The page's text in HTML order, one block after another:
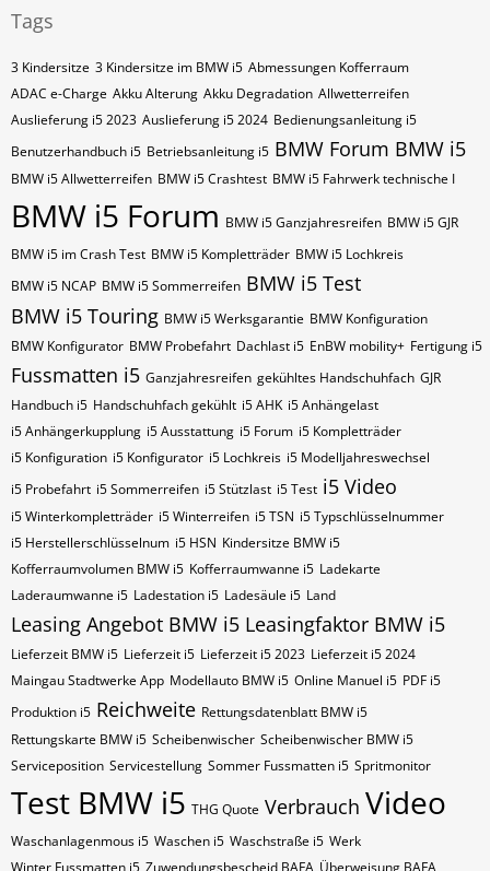
Tags
3 Kindersitze 3 Kindersitze im BMW i5 Abmessungen Kofferraum
ADAC e-Charge Akku Alterung Akku Degradation Allwetterreifen
Auslieferung i5 2023 Auslieferung i5 2024 Bedienungsanleitung i5
Benutzerhandbuch i5 Betriebsanleitung i5 BMW Forum BMW i5
BMW i5 Allwetterreifen BMW i5 Crashtest BMW i5 Fahrwerk technische I
BMW i5 Forum BMW i5 Ganzjahresreifen BMW i5 GJR
BMW i5 im Crash Test BMW i5 Kompletträder BMW i5 Lochkreis
BMW i5 NCAP BMW i5 Sommerreifen BMW i5 Test
BMW i5 Touring BMW i5 Werksgarantie BMW Konfiguration
BMW Konfigurator BMW Probefahrt Dachlast i5 EnBW mobility+ Fertigung i5
Fussmatten i5 Ganzjahresreifen gekühltes Handschuhfach GJR
Handbuch i5 Handschuhfach gekühlt i5 AHK i5 Anhängelast
i5 Anhängerkupplung i5 Ausstattung i5 Forum i5 Kompletträder
i5 Konfiguration i5 Konfigurator i5 Lochkreis i5 Modelljahreswechsel
i5 Probefahrt i5 Sommerreifen i5 Stützlast i5 Test i5 Video
i5 Winterkompletträder i5 Winterreifen i5​​​​ TSN i5​​​​ Typschlüsselnummer
i5​​​​​ Herstellerschlüsselnum i5​​​​​ HSN Kindersitze BMW i5
Kofferraumvolumen BMW i5 Kofferraumwanne i5 Ladekarte
Laderaumwanne i5 Ladestation i5 Ladesäule i5 Land
Leasing Angebot BMW i5 Leasingfaktor BMW i5
Lieferzeit BMW i5 Lieferzeit i5 Lieferzeit i5 2023 Lieferzeit i5 2024
Maingau Stadtwerke App Modellauto BMW i5 Online Manuel i5 PDF i5
Produktion i5 Reichweite Rettungsdatenblatt BMW i5
Rettungskarte BMW i5 Scheibenwischer Scheibenwischer BMW​ i5
Serviceposition Servicestellung Sommer Fussmatten i5 Spritmonitor
Test BMW i5 THG Quote Verbrauch Video
Waschanlagenmous i5 Waschen i5 Waschstraße i5 Werk
Winter Fussmatten i5 Zuwendungsbescheid BAFA Überweisung BAFA